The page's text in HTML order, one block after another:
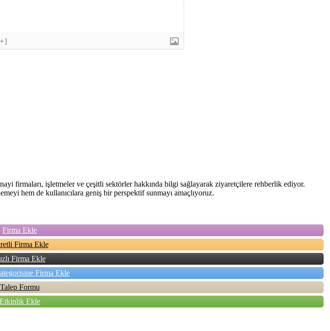
firmaları, işletmeler ve çeşitli sektörler hakkında bilgi sağlayarak ziyaretçilere rehberlik ediyor.
hem de kullanıcılara geniş bir perspektif sunmayı amaçlıyoruz.
Firma Ekle
Firma Ekle
Firma Ekle
Firma Ekle
Talep Formu
Etkinlik Ekle